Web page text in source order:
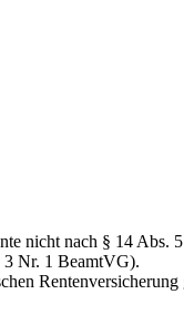
nicht nach § 14 Abs.
3 Nr. 1 BeamtVG).